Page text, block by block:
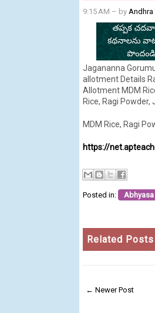
9:15 AM – by Andhra
Jagananna
allotment Details
Allotment MDM
Rice, Ragi
MDM Rice, Ragi
https://
Posted in: Abhyasa
Related Posts
← Newer Post